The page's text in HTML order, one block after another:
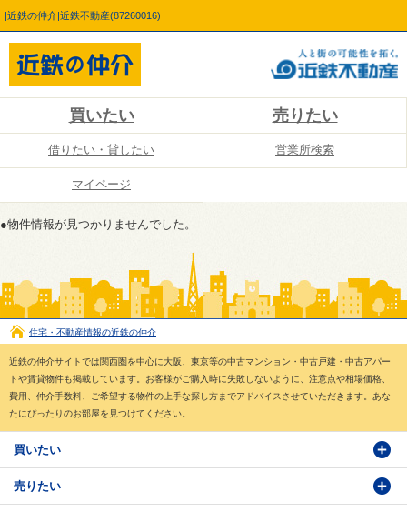
|近鉄の仲介|近鉄不動産(87260016)
買いたい 売りたい
借りたい・貸したい 営業所検索
マイページ
●物件情報が見つかりませんでした。
住宅・不動産情報の近鉄の仲介
近鉄の仲介サイトでは関西圏を中心に大阪、東京等の中古マンション・中古戸建・中古アパー
トや賃貸物件も掲載しています。お客様がご購入時に失敗しないように、注意点や相場価格、
費用、仲介手数料、ご希望する物件の上手な探し方までアドバイスさせていただきます。あな
たにぴったりのお部屋を見つけてください。
買いたい
物件検索
売りたい